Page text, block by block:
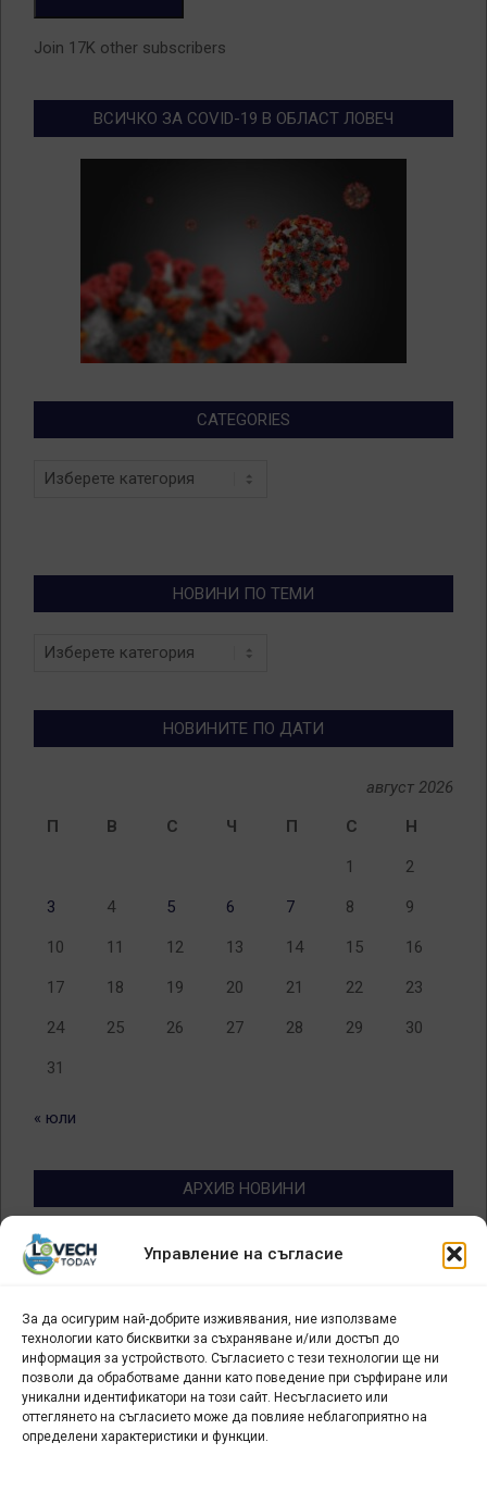
Управление на съгласие
За да осигурим най-добрите изживявания, ние използваме
технологии като бисквитки за съхраняване и/или достъп до
информация за устройството. Съгласието с тези технологии ще ни
позволи да обработваме данни като поведение при сърфиране или
уникални идентификатори на този сайт. Несъгласието или
оттеглянето на съгласието може да повлияе неблагоприятно на
определени характеристики и функции.
Join 17K other subscribers
ВСИЧКО ЗА COVID-19 В ОБЛАСТ ЛОВЕЧ
CATEGORIES
Categories
НОВИНИ ПО ТЕМИ
Новини
НОВИНИТЕ ПО ДАТИ
август 2026
П
В С Ч П С Н
1 2
3 4 5 6 7 8 9
10 11 12 13 14 15 16
17 18 19 20 21 22 23
24 25 26 27 28 29 30
31
« юли
АРХИВ НОВИНИ
Архив
новини
БИЗНЕС
Арт галерия "Мостове" – магазин за изкуство
СЕВЕРОЗАПАДА ИНФОРМАЦИОНЕН БИЗНЕС
ТУРИСТИЧЕСКИ КЛЪСТЕР